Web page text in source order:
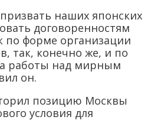
наших японских
договоренностям
по форме организации
так, конечно же, и по
работы над мирным
он.
позицию Москвы
условия для